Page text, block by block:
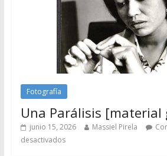
Fotografía
Una Parálisis [material
junio 15, 2026 Massiel Pirela
desactivados